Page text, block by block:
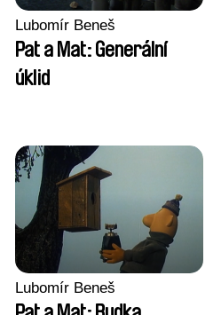
Lubomír Beneš
Pat a Mat: Generální
úklid
Lubomír Beneš